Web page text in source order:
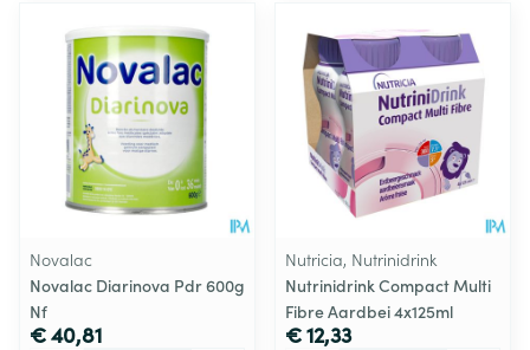
Novalac
Novalac Diarinova Pdr 600g
Nf
€ 40,81
Nutricia, Nutrinidrink
Nutrinidrink Compact Multi
Fibre Aardbei 4x125ml
€ 12,33